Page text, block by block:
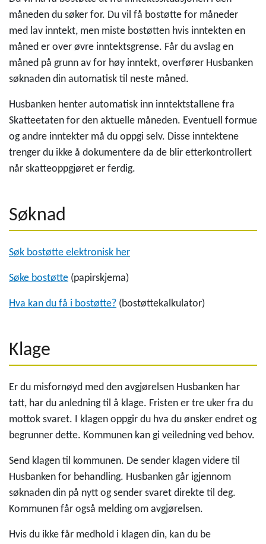
måneden du søker for. Du vil få bostøtte for måneder
med lav inntekt, men miste bostøtten hvis inntekten en
måned er over øvre inntektsgrense. Får du avslag en
måned på grunn av for høy inntekt, overfører Husbanken
søknaden din automatisk til neste måned.
Husbanken henter automatisk inn inntektstallene fra
Skatteetaten for den aktuelle måneden. Eventuell formue
og andre inntekter må du oppgi selv. Disse inntektene
trenger du ikke å dokumentere da de blir etterkontrollert
når skatteoppgjøret er ferdig.
Søknad
Søk bostøtte elektronisk her
Søke bostøtte (papirskjema)
Hva kan du få i bostøtte? (bostøttekalkulator)
Klage
Er du misfornøyd med den avgjørelsen Husbanken har
tatt, har du anledning til å klage. Fristen er tre uker fra du
mottok svaret. I klagen oppgir du hva du ønsker endret og
begrunner dette. Kommunen kan gi veiledning ved behov.
Send klagen til kommunen. De sender klagen videre til
Husbanken for behandling. Husbanken går igjennom
søknaden din på nytt og sender svaret direkte til deg.
Kommunen får også melding om avgjørelsen.
Hvis du ikke får medhold i klagen din, kan du be